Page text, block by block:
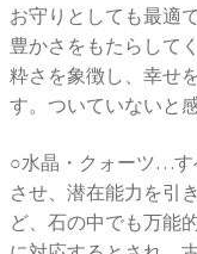
お守りとしても最適
豊かさをもたらして
粋さを象徴し、幸せ
す。ついていないと
○水晶・クォーツ…す
させ、潜在能力を引
ど、石の中でも万能